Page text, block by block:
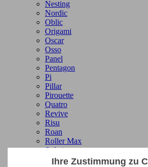
Nesting
Nordic
Oblic
Origami
Oscar
Osso
Panel
Pentagon
Pi
Pillar
Pirouette
Quatro
Revive
Risu
Roan
Roller Max
Safari
Shadow
Ihre Zustimmung zu